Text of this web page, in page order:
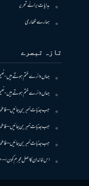
ہدایات برائے تحریر
ہمارے لکھاری
تازہ تبصرے
جہاں دائرے ختم ہوتے ہیں- نعیم
جہاں دائرے ختم ہوتے ہیں- نعیم
جب جذبات خبر بن جائیں –
جب جذبات خبر بن جائیں –
جب جذبات خبر بن جائیں –
اس خاندان کا اصل مجرم کون! –